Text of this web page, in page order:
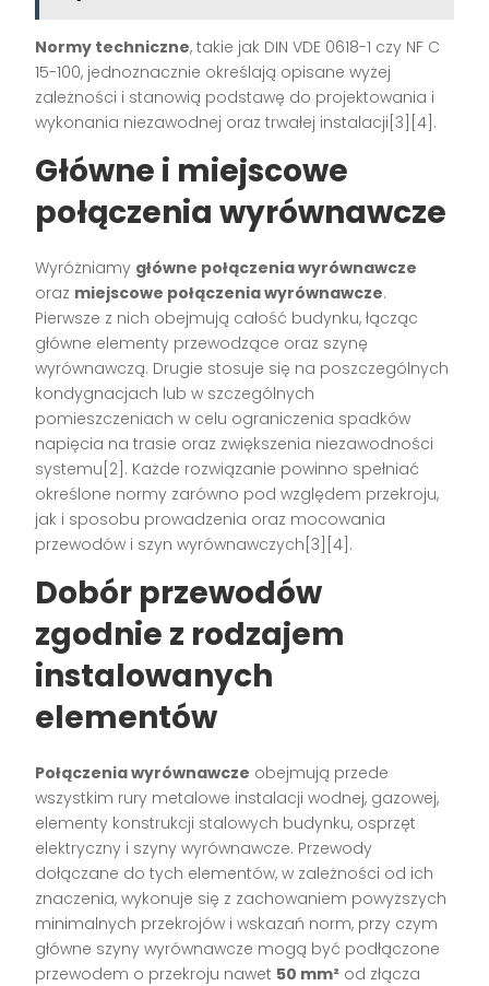
Normy techniczne, takie jak DIN VDE 0618-1 czy NF C
15-100, jednoznacznie określają opisane wyżej
zależności i stanowią podstawę do projektowania i
wykonania niezawodnej oraz trwałej instalacji[3][4].
Główne i miejscowe
połączenia wyrównawcze
Wyróżniamy główne połączenia wyrównawcze
oraz miejscowe połączenia wyrównawcze.
Pierwsze z nich obejmują całość budynku, łącząc
główne elementy przewodzące oraz szynę
wyrównawczą. Drugie stosuje się na poszczególnych
kondygnacjach lub w szczególnych
pomieszczeniach w celu ograniczenia spadków
napięcia na trasie oraz zwiększenia niezawodności
systemu[2]. Każde rozwiązanie powinno spełniać
określone normy zarówno pod względem przekroju,
jak i sposobu prowadzenia oraz mocowania
przewodów i szyn wyrównawczych[3][4].
Dobór przewodów
zgodnie z rodzajem
instalowanych
elementów
Połączenia wyrównawcze obejmują przede
wszystkim rury metalowe instalacji wodnej, gazowej,
elementy konstrukcji stalowych budynku, osprzęt
elektryczny i szyny wyrównawcze. Przewody
dołączane do tych elementów, w zależności od ich
znaczenia, wykonuje się z zachowaniem powyższych
minimalnych przekrojów i wskazań norm, przy czym
główne szyny wyrównawcze mogą być podłączone
przewodem o przekroju nawet 50 mm² od złącza